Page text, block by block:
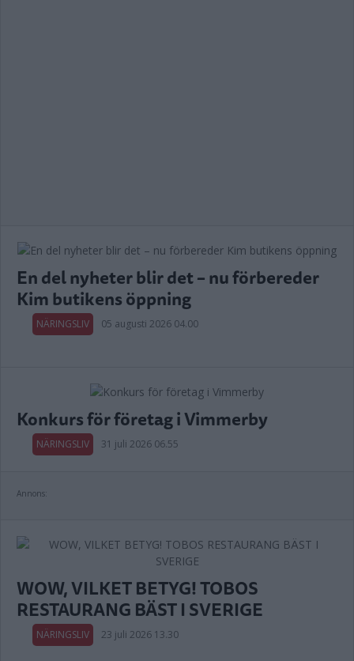
En del nyheter blir det – nu förbereder
Kim butikens öppning
NÄRINGSLIV 05 augusti 2026 04.00
Konkurs för företag i Vimmerby
NÄRINGSLIV 31 juli 2026 06.55
Annons:
WOW, VILKET BETYG! TOBOS
RESTAURANG BÄST I SVERIGE
NÄRINGSLIV 23 juli 2026 13.30